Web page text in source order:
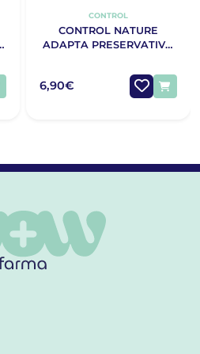
CONTROL
CONTROL NATURE
ADAPTA PRESERVATIVO
6,90€